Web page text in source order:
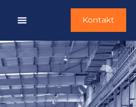
Kontakt